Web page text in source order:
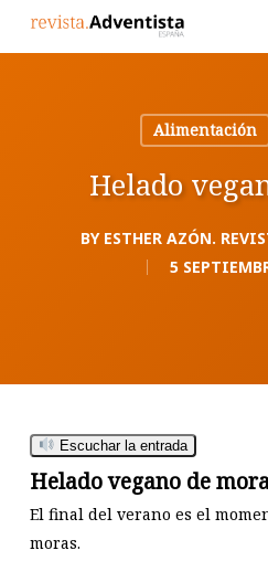
Alimentación
Helado
BY ESTHER AZÓN.
5
Escuchar la entrada
Helado vegano de
El final del verano es el
moras.